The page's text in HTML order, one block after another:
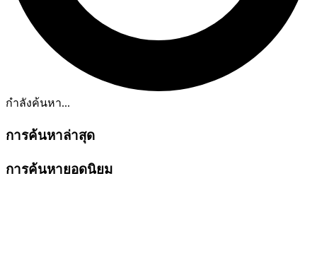
กำลังค้นหา...
การค้นหาล่าสุด
การค้นหายอดนิยม